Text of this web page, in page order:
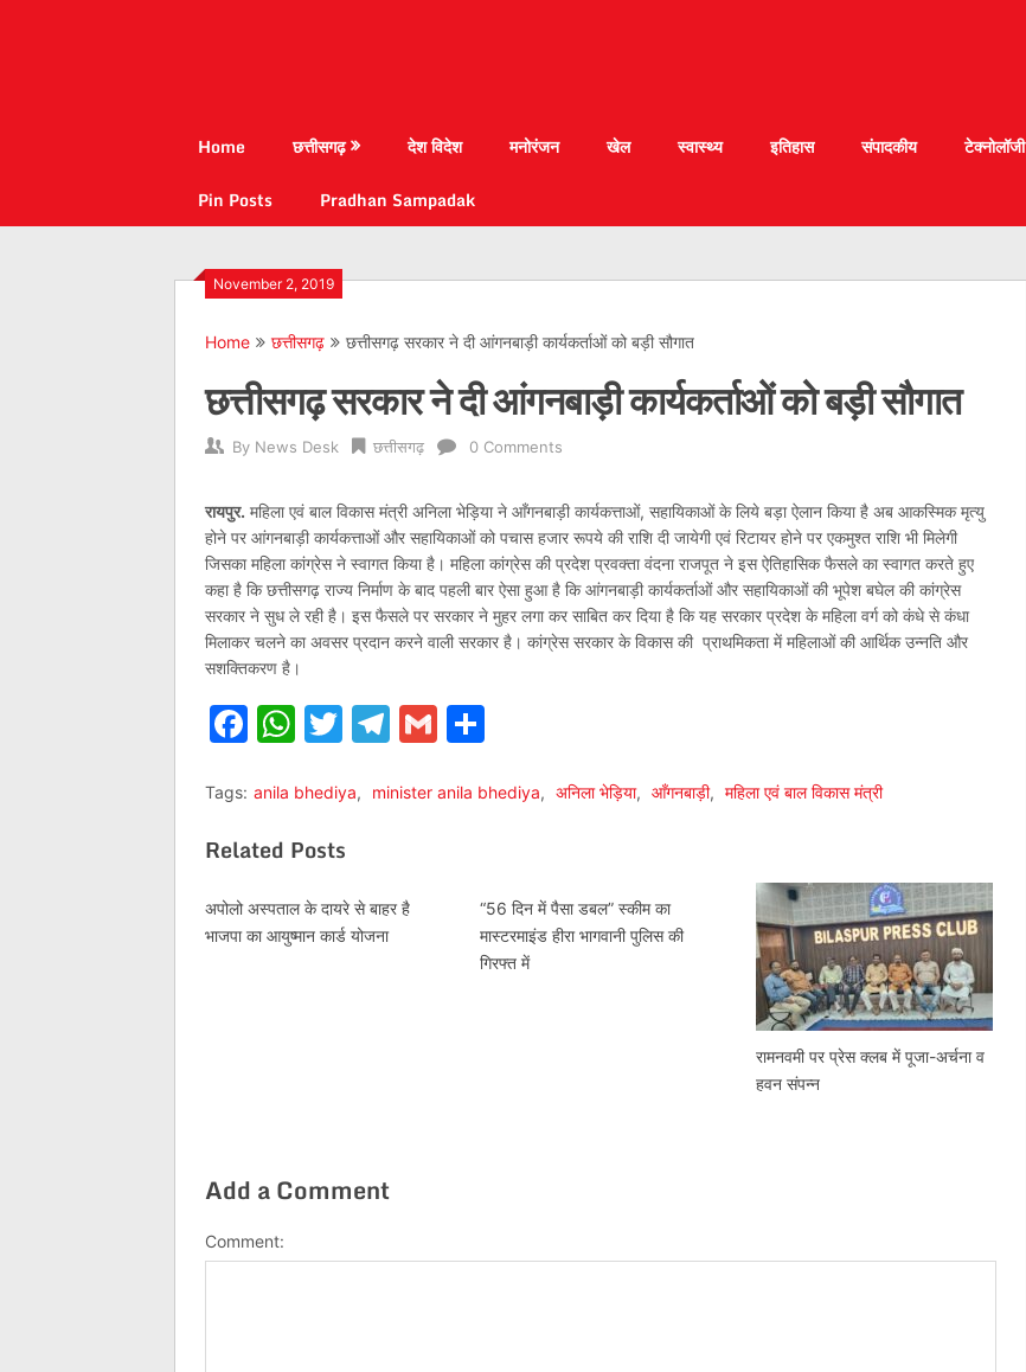
Home छत्तीसगढ़ देश विदेश मनोरंजन खेल स्वास्थ्य इतिहास संपादकीय टेक्नोलॉजी
Pin Posts
Pradhan Sampadak
November 2, 2019
Home छत्तीसगढ़ छत्तीसगढ़ सरकार ने दी आंगनबाड़ी कार्यकर्ताओं को बड़ी सौगात
छत्तीसगढ़ सरकार ने दी आंगनबाड़ी कार्यकर्ताओं को बड़ी सौगात
By News Desk छत्तीसगढ़ 0 Comments
रायपुर. महिला एवं बाल विकास मंत्री अनिला भेड़िया ने आँगनबाड़ी कार्यकत्ताओं, सहायिकाओं के लिये बड़ा ऐलान किया है अब आकस्मिक मृत्यु
होने पर आंगनबाड़ी कार्यकत्ताओं और सहायिकाओं को पचास हजार रूपये की राशि दी जायेगी एवं रिटायर होने पर एकमुश्त राशि भी मिलेगी
जिसका महिला कांग्रेस ने स्वागत किया है। महिला कांग्रेस की प्रदेश प्रवक्ता वंदना राजपूत ने इस ऐतिहासिक फैसले का स्वागत करते हुए
कहा है कि छत्तीसगढ़ राज्य निर्माण के बाद पहली बार ऐसा हुआ है कि आंगनबाड़ी कार्यकर्ताओं और सहायिकाओं की भूपेश बघेल की कांग्रेस
सरकार ने सुध ले रही है। इस फैसले पर सरकार ने मुहर लगा कर साबित कर दिया है कि यह सरकार प्रदेश के महिला वर्ग को कंधे से कंधा
मिलाकर चलने का अवसर प्रदान करने वाली सरकार है। कांग्रेस सरकार के विकास की प्राथमिकता में महिलाओं की आर्थिक उन्नति और
सशक्तिकरण है।
Facebook
WhatsApp
Twitter
Telegram
Gmail
Tags: anila bhediya, minister anila bhediya, अनिला भेड़िया, आँगनबाड़ी, महिला एवं बाल विकास मंत्री
Related Posts
अपोलो अस्पताल के दायरे से बाहर है
भाजपा का आयुष्मान कार्ड योजना
“56 दिन में पैसा डबल” स्कीम का
मास्टरमाइंड हीरा भागवानी पुलिस की
गिरफ्त में
रामनवमी पर प्रेस क्लब में पूजा-अर्चना व
हवन संपन्न
Add a Comment
Comment: